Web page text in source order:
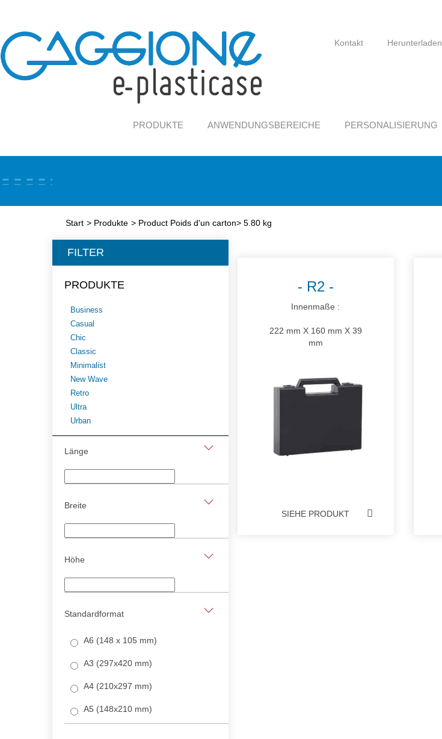
Kontakt Herunterladen
PRODUKTE ANWENDUNGSBEREICHE PERSONALISIERUNG
Start > Produkte > Product Poids d'un carton> 5.80 kg
FILTER
PRODUKTE
Business
Casual
Chic
Classic
Minimalist
New Wave
Retro
Ultra
Urban
Länge
Breite
Höhe
Standardformat
A6 (148 x 105 mm)
A3 (297x420 mm)
A4 (210x297 mm)
A5 (148x210 mm)
R2
Innenmaße :
222 mm X 160 mm X 39
mm
SIEHE PRODUKT